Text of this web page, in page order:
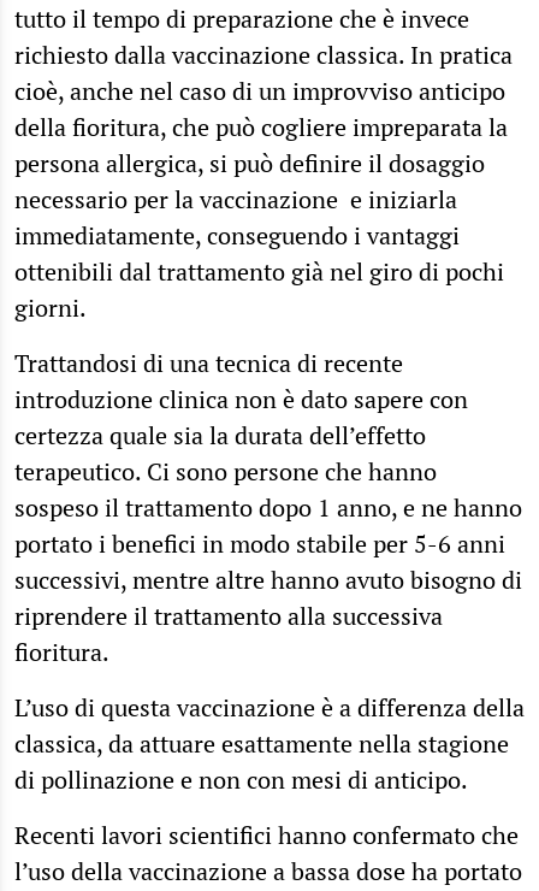
tutto il tempo di preparazione che è invece
richiesto dalla vaccinazione classica. In pratica
cioè, anche nel caso di un improvviso anticipo
della fioritura, che può cogliere impreparata la
persona allergica, si può definire il dosaggio
necessario per la vaccinazione e iniziarla
immediatamente, conseguendo i vantaggi
ottenibili dal trattamento già nel giro di pochi
giorni.
Trattandosi di una tecnica di recente
introduzione clinica non è dato sapere con
certezza quale sia la durata dell’effetto
terapeutico. Ci sono persone che hanno
sospeso il trattamento dopo 1 anno, e ne hanno
portato i benefici in modo stabile per 5-6 anni
successivi, mentre altre hanno avuto bisogno di
riprendere il trattamento alla successiva
fioritura.
L’uso di questa vaccinazione è a differenza della
classica, da attuare esattamente nella stagione
di pollinazione e non con mesi di anticipo.
Recenti lavori scientifici hanno confermato che
l’uso della vaccinazione a bassa dose ha portato